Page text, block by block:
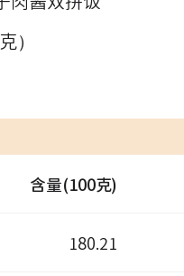
）
含量(100克)
180.21